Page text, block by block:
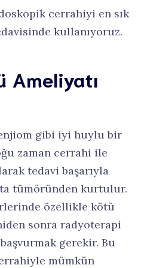
cerrahiyi en sık
kullanıyoruz.
Ameliyatı
gibi iyi huylu bir
zaman cerrahi ile
tedavi başarıyla
tümöründen kurtulur.
özellikle kötü
sonra radyoterapi
gerekir. Bu
mümkün